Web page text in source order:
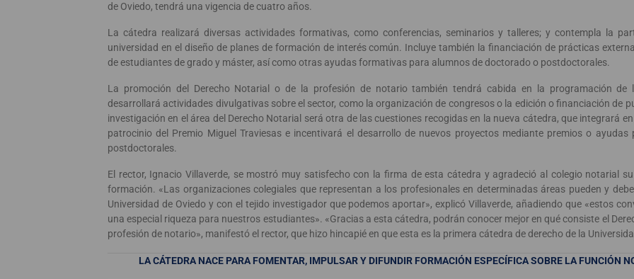
de Oviedo, tendrá una vigencia de cuatro años.
La cátedra realizará diversas actividades formativas, como conferencias, seminarios y talleres; y contempla la
universidad en el diseño de planes de formación de interés común. Incluye también la financiación de prácticas
de estudiantes de grado y máster, así como otras ayudas formativas para alumnos de doctorado o postdoctorales.
La promoción del Derecho Notarial o de la profesión de notario también tendrá cabida en la programación de
desarrollará actividades divulgativas sobre el sector, como la organización de congresos o la edición o financiación de
investigación en el área del Derecho Notarial será otra de las cuestiones recogidas en la nueva cátedra, que integrará
patrocinio del Premio Miguel Traviesas e incentivará el desarrollo de nuevos proyectos mediante premios o ayudas
postdoctorales.
El rector, Ignacio Villaverde, se mostró muy satisfecho con la firma de esta cátedra y agradeció al colegio notarial
formación. «Las organizaciones colegiales que representan a los profesionales en determinadas áreas pueden y
Universidad de Oviedo y con el tejido investigador que podemos aportar», explicó Villaverde, añadiendo que «estos
una especial riqueza para nuestros estudiantes». «Gracias a esta cátedra, podrán conocer mejor en qué consiste el
profesión de notario», manifestó el rector, que hizo hincapié en que esta es la primera cátedra de derecho de la
LA CÁTEDRA NACE PARA FOMENTAR, IMPULSAR Y DIFUNDIR FORMACIÓN ESPECÍFICA SOBRE LA FUNCIÓN